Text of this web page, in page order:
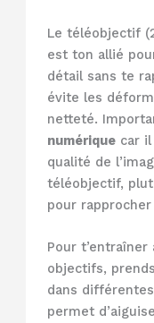
Le téléobjectif
est ton allié
détail sans te
évite les
netteté.
numérique car
qualité de
téléobjectif,
pour
Pour
objectifs,
dans
permet